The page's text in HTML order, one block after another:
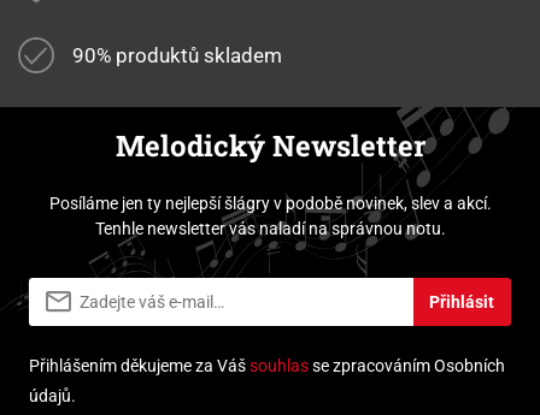
90% produktů skladem
Melodický Newsletter
Posíláme jen ty nejlepší šlágry v podobě novinek, slev a akcí.
Tenhle newsletter vás naladí na správnou notu.
Přihlásit
Přihlášením děkujeme za Vášsouhlasse zpracováním Osobních
údajů.